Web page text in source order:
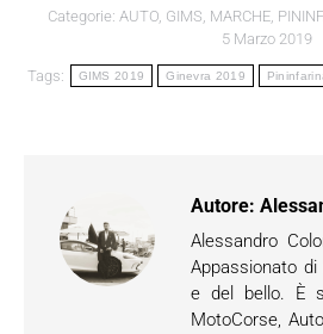
Categorie: AUTO, GIMS, MARCHE,
5 Marzo 2019
Tags: GIMS 2019 Ginevra 2019
Autore:
Alessandro
Appassionato
e del bello. È
MotoCorse,